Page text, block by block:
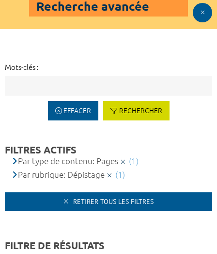
Recherche avancée
Mots-clés :
EFFACER RECHERCHER
FILTRES ACTIFS
Par type de contenu: Pages
(1)
Par rubrique: Dépistage
(1)
RETIRER TOUS LES FILTRES
FILTRE DE RÉSULTATS